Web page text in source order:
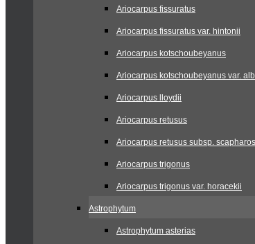
Ariocarpus fissuratus
Ariocarpus fissuratus var. hintonii
Ariocarpus kotschoubeyanus
Ariocarpus kotschoubeyanus var.
Ariocarpus lloydii
Ariocarpus retusus
Ariocarpus retusus subsp.
Ariocarpus trigonus
Ariocarpus trigonus var. horacekii
Astrophytum
Astrophytum asterias